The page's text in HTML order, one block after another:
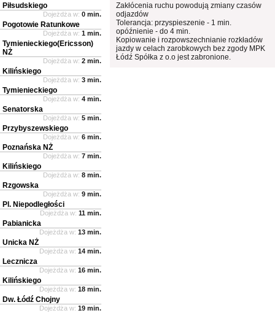
Zakłócenia ruchu powodują zmiany czasów
odjazdów
Tolerancja: przyspieszenie - 1 min.
opóźnienie - do 4 min.
Kopiowanie i rozpowszechnianie rozkładów
jazdy w celach zarobkowych bez zgody MPK
Łódź Spółka z o.o jest zabronione.
Piłsudskiego
Dojeżdża w: 0 min.
Pogotowie Ratunkowe
Dojeżdża w: 1 min.
Tymienieckiego(Ericsson)
NŻ
Dojeżdża w: 2 min.
Kilińskiego
Dojeżdża w: 3 min.
Tymienieckiego
Dojeżdża w: 4 min.
Senatorska
Dojeżdża w: 5 min.
Przybyszewskiego
Dojeżdża w: 6 min.
Poznańska NŻ
Dojeżdża w: 7 min.
Kilińskiego
Dojeżdża w: 8 min.
Rzgowska
Dojeżdża w: 9 min.
Pl. Niepodległości
Dojeżdża w: 11 min.
Pabianicka
Dojeżdża w: 13 min.
Unicka NŻ
Dojeżdża w: 14 min.
Lecznicza
Dojeżdża w: 16 min.
Kilińskiego
Dojeżdża w: 18 min.
Dw. Łódź Chojny
Dojeżdża w: 19 min.